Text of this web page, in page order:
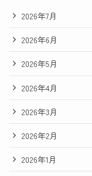
2026年7月
2026年6月
2026年5月
2026年4月
2026年3月
2026年2月
2026年1月